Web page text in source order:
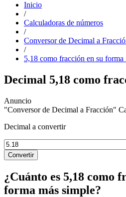
Inicio
/
Calculadoras de números
/
Conversor de Decimal a
/
5,18 como fracción en su forma
Decimal 5,18 como
"Conversor de Decimal a Fracción"
Decimal a convertir
Convertir
¿Cuánto es 5,18 como
forma más simple?